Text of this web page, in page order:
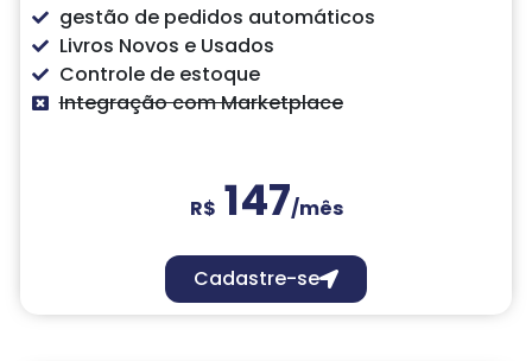
gestão de pedidos automáticos
Livros Novos e Usados
Controle de estoque
Integração com Marketplace
R$ 147/mês
Cadastre-se